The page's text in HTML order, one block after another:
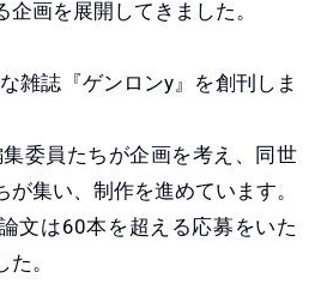
企画を展開してきました。
雑誌『ゲンロンy』を創刊しま
委員たちが企画を考え、同世
集い、制作を進めています。
文は60本を超える応募をいた
た。